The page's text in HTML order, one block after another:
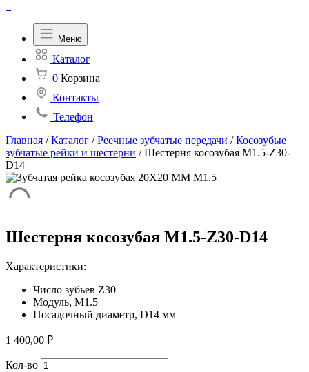
Меню
Каталог
0 Корзина
Контакты
Телефон
Главная /Каталог /Реечные зубчатые передачи /Косозубые
зубчатые рейки и шестерни /Шестерня косозубая M1.5-Z30-
D14
Шестерня косозубая M1.5-Z30-D14
Характеристики:
Число зубьев Z30
Модуль, M1.5
Посадочный диаметр, D14 мм
1 400,00 ₽
Кол-во Количество